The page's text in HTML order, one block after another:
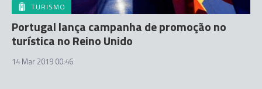
TURISMO
Portugal lança campanha de promoção no
turística no Reino Unido
14 Mar 2019 00:46